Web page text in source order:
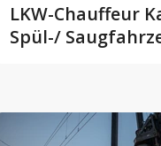
LKW-Chauffeur
Spül-/